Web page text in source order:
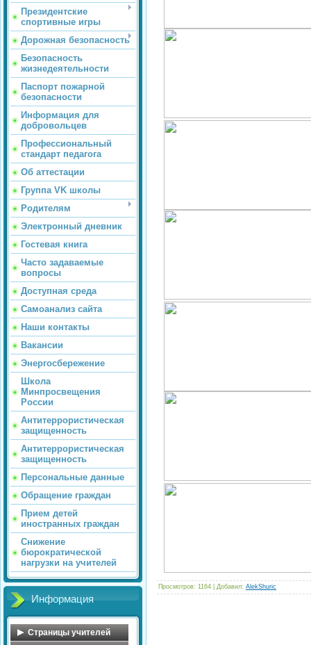
Президентские
спортивные игры
Дорожная безопасность
Безопасность
жизнедеятельности
Паспорт пожарной
безопасности
Информация для
добровольцев
Профессиональный
стандарт педагога
Об аттестации
Группа VK школы
Родителям
Электронный дневник
Гостевая книга
Часто задаваемые
вопросы
Доступная среда
Самоанализ сайта
Наши контакты
Вакансии
Энергосбережение
Школа
Минпросвещения
России
Антитеррористическая
защищенность
Антитеррористическая
защищенность
Персональные данные
Обращение граждан
Прием детей
иностранных граждан
Снижение
бюрократической
нагрузки на учителей
Информация
Страницы учителей
Просмотров: 1164 | Добавил: AlekShuric